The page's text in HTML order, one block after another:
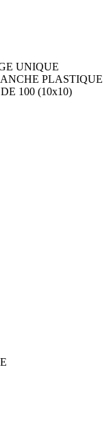
UNIQUE
PLASTIQUE
100 (10x10)